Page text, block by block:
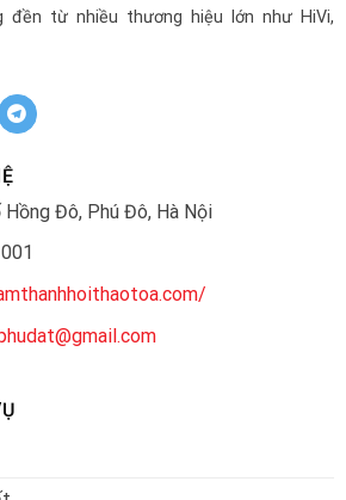
đền từ nhiều thương hiệu lớn như HiVi,
Đô, Phú Đô, Hà Nội